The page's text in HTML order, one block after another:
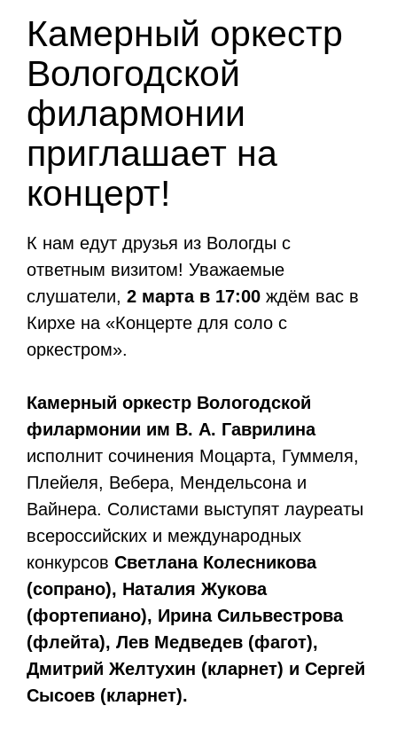
Камерный оркестр
Вологодской
филармонии
приглашает на
концерт!
К нам едут друзья из Вологды с
ответным визитом! Уважаемые
слушатели, 2 марта в 17:00 ждём вас в
Кирхе на «Концерте для соло с
оркестром».
Камерный оркестр Вологодской
филармонии им В. А. Гаврилина
исполнит сочинения Моцарта, Гуммеля,
Плейеля, Вебера, Мендельсона и
Вайнера. Солистами выступят лауреаты
всероссийских и международных
конкурсов Светлана Колесникова
(сопрано), Наталия Жукова
(фортепиано), Ирина Сильвестрова
(флейта), Лев Медведев (фагот),
Дмитрий Желтухин (кларнет) и Сергей
Сысоев (кларнет).